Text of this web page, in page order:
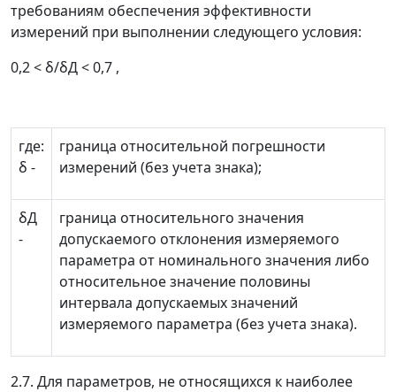
требованиям обеспечения эффективности
измерений при выполнении следующего условия:
0,2 <δ/δД< 0,7 ,
где:
δ -
граница относительной погрешности
измерений (без учета знака);
δД
-
граница относительного значения
допускаемого отклонения измеряемого
параметра от номинального значения либо
относительное значение половины
интервала допускаемых значений
измеряемого параметра (без учета знака).
2.7. Для параметров, не относящихся к наиболее